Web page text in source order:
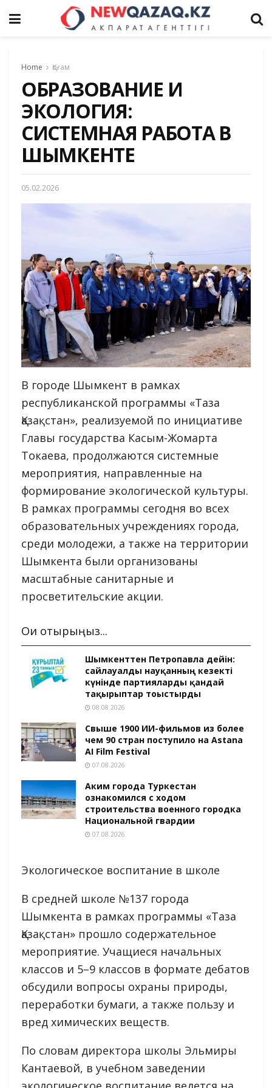
Home Қоғам
ОБРАЗОВАНИЕ И
ЭКОЛОГИЯ:
СИСТЕМНАЯ РАБОТА В
ШЫМКЕНТЕ
05.02.2026
В городе Шымкент в рамках
республиканской программы «Таза
Қазақстан», реализуемой по инициативе
Главы государства Касым-Жомарта
Токаева, продолжаются системные
мероприятия, направленные на
формирование экологической культуры.
В рамках программы сегодня во всех
образовательных учреждениях города,
среди молодежи, а также на территории
Шымкента были организованы
масштабные санитарные и
просветительские акции.
Оқи отырыңыз...
Шымкенттен Петропавлға дейін:
сайлауалды науқанның кезекті
күнінде партияларды қандай
тақырыптар тоғыстырды
08.08.2026
Свыше 1900 ИИ-фильмов из более
чем 90 стран поступило на Astana
AI Film Festival
07.08.2026
Аким города Туркестан
ознакомился с ходом
строительства военного городка
Национальной гвардии
07.08.2026
Экологическое воспитание в школе
В средней школе №137 города
Шымкента в рамках программы «Таза
Қазақстан» прошло содержательное
мероприятие. Учащиеся начальных
классов и 5–9 классов в формате дебатов
обсудили вопросы охраны природы,
переработки бумаги, а также пользу и
вред химических веществ.
По словам директора школы Эльмиры
Кантаевой, в учебном заведении